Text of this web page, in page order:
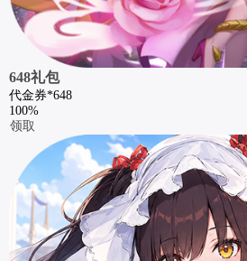
648礼包
代金券*648
100%
领取